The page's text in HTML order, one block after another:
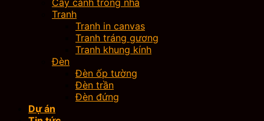
Tranh
Tranh in canvas
Tranh tráng gương
Tranh khung kính
Đèn
Đèn ốp tường
Đèn trần
Đèn đứng
Dự án